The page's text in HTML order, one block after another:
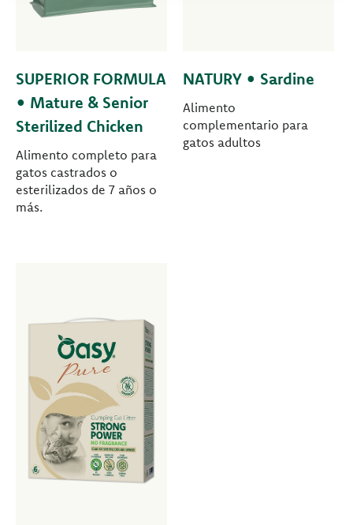
SUPERIOR FORMULA
• Mature & Senior
Sterilized Chicken
Alimento completo para
gatos castrados o
esterilizados de 7 años o
más.
NATURY • Sardine
Alimento
complementario para
gatos adultos